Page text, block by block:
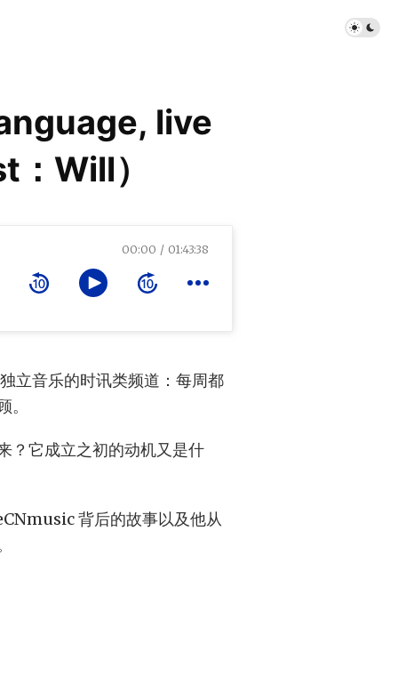
live
Will）
）
00:00 01:43:38
立音乐的时讯类频道：每周都
？它成立之初的动机又是什
背后的故事以及他从